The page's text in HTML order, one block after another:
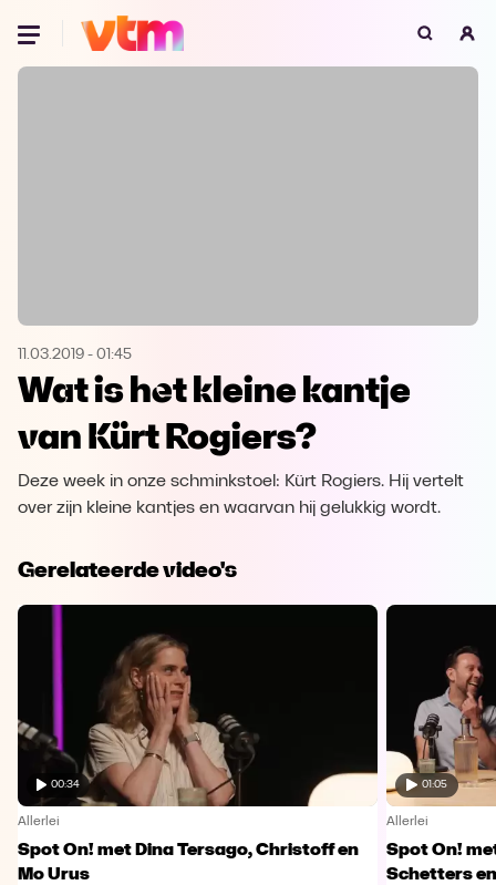
Oeps, browser niet ondersteund
Microsoft Edge Download
Opera
11.03.2019 - 01:45
Wat is het kleine kantje
van Kürt Rogiers?
Deze week in onze schminkstoel: Kürt Rogiers. Hij vertelt
over zijn kleine kantjes en waarvan hij gelukkig wordt.
Gerelateerde video's
00:34
Allerlei
Spot On! met Dina Tersago, Christoff en
Mo Urus
01:05
Allerlei
Spot On!
Schetters